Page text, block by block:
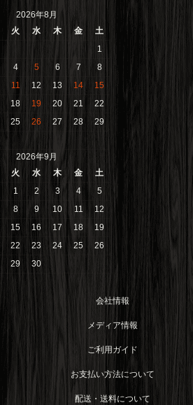
会社情報
メディア情報
ご利用ガイド
お支払い方法について
配送・送料について
2026年8月
火 水 木 金
土
1
4 5 6 7
8
11 12 13 14
15
18 19 20 21
22
25 26 27 28
29
2026年9月
火 水 木 金
土
1
2 3 4
5
8 9 10 11
12
15 16 17 18
19
22 23 24 25
26
29 30